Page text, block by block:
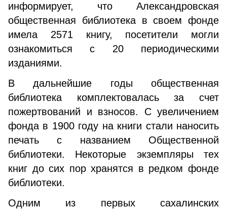
информирует, что Александровская
общественная библиотека в своем фонде
имела 2571 книгу, посетители могли
ознакомиться с 20 периодическими
изданиями.
В дальнейшие годы общественная
библиотека комплектовалась за счет
пожертвований и взносов. С увеличением
фонда в 1900 году на книги стали наносить
печать с названием Общественной
библиотеки. Некоторые экземпляры тех
книг до сих пор хранятся в редком фонде
библиотеки.
Одним из первых сахалинских